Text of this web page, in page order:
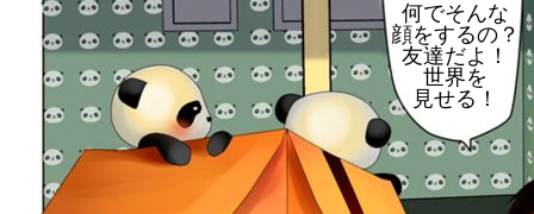
何でそんな
顔をするの？
友達だよ！
世界を
見せる！